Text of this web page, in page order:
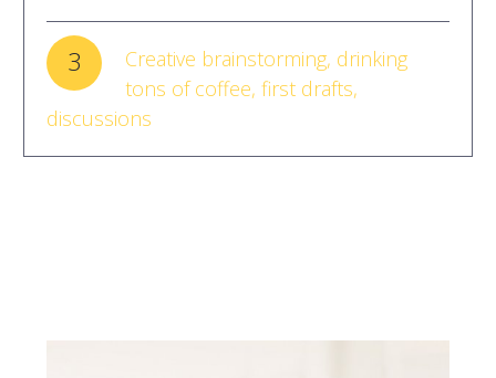
3
Creative brainstorming, drinking
tons of coffee, first drafts,
discussions